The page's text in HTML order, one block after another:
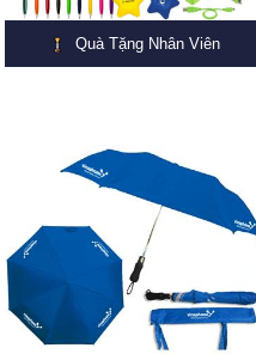
Quà Tặng Nhân Viên